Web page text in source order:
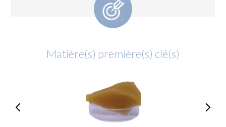
Matière(s) première(s) clé(s)